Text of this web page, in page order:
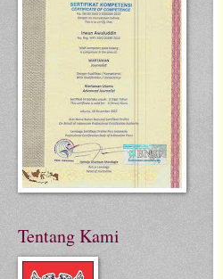
Tentang Kami